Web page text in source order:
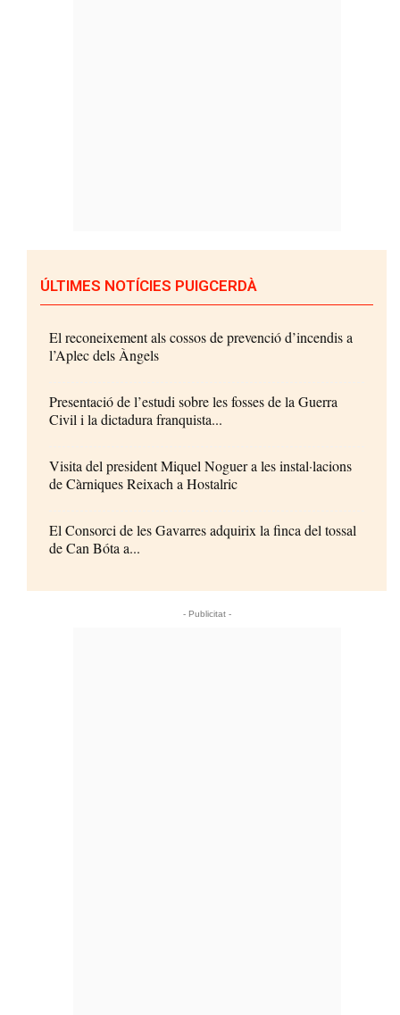
ÚLTIMES NOTÍCIES PUIGCERDÀ
El reconeixement als cossos de prevenció d’incendis a
l’Aplec dels Àngels
Presentació de l’estudi sobre les fosses de la Guerra
Civil i la dictadura franquista...
Visita del president Miquel Noguer a les instal·lacions
de Càrniques Reixach a Hostalric
El Consorci de les Gavarres adquirix la finca del tossal
de Can Bóta a...
- Publicitat -